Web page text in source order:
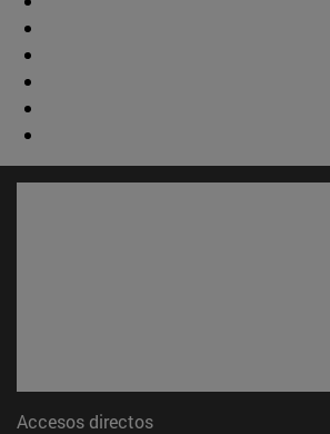
Accesos directos